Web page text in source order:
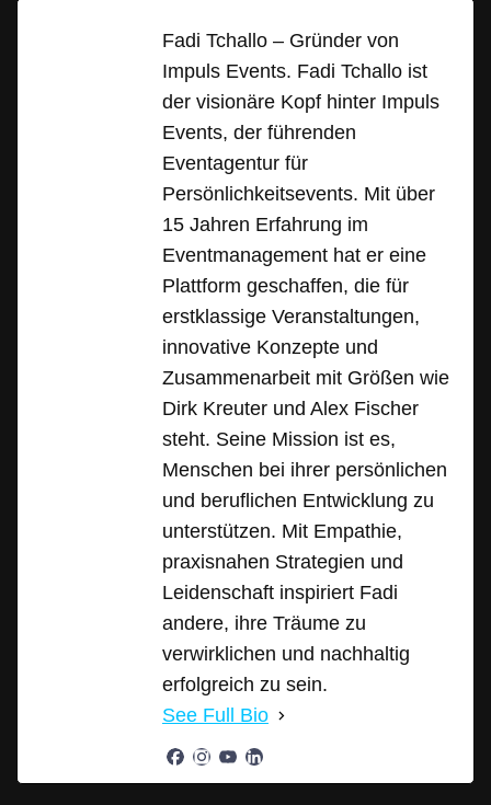
Fadi Tchallo – Gründer von
Impuls Events. Fadi Tchallo ist
der visionäre Kopf hinter Impuls
Events, der führenden
Eventagentur für
Persönlichkeitsevents. Mit über
15 Jahren Erfahrung im
Eventmanagement hat er eine
Plattform geschaffen, die für
erstklassige Veranstaltungen,
innovative Konzepte und
Zusammenarbeit mit Größen wie
Dirk Kreuter und Alex Fischer
steht. Seine Mission ist es,
Menschen bei ihrer persönlichen
und beruflichen Entwicklung zu
unterstützen. Mit Empathie,
praxisnahen Strategien und
Leidenschaft inspiriert Fadi
andere, ihre Träume zu
verwirklichen und nachhaltig
erfolgreich zu sein.
See Full Bio